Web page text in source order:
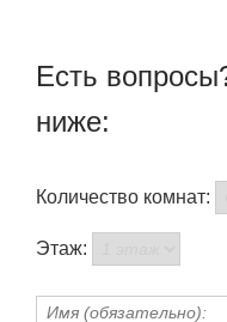
Есть
ниже:
Количество комнат:
Этаж: